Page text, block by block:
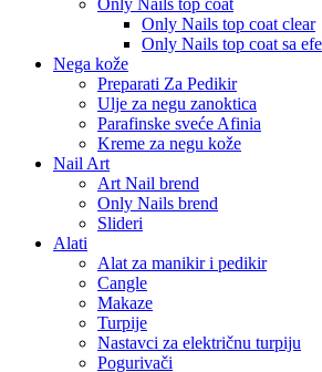
Only Nails top coat
Only Nails top coat clear
Only Nails top coat sa
Nega kože
Preparati Za Pedikir
Ulje za negu zanoktica
Parafinske sveće Afinia
Kreme za negu kože
Nail Art
Art Nail brend
Only Nails brend
Slideri
Alati
Alat za manikir i pedikir
Cangle
Makaze
Turpije
Nastavci za električnu turpiju
Pogurivači